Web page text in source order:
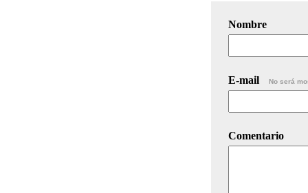
Nombre
E-mail No será
Comentario